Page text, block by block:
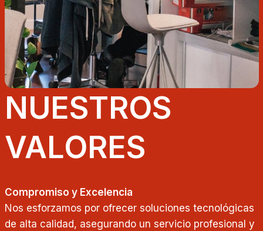
NUESTROS
VALORES
Compromiso y Excelencia
Nos esforzamos por ofrecer soluciones tecnológicas
de alta calidad, asegurando un servicio profesional y